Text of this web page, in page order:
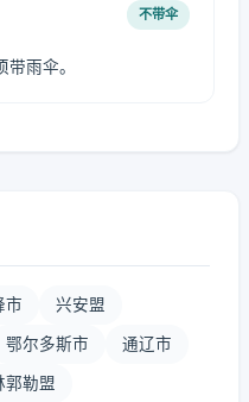
不带伞
雨伞。
市 兴安盟
鄂尔多斯市 通辽市
郭勒盟